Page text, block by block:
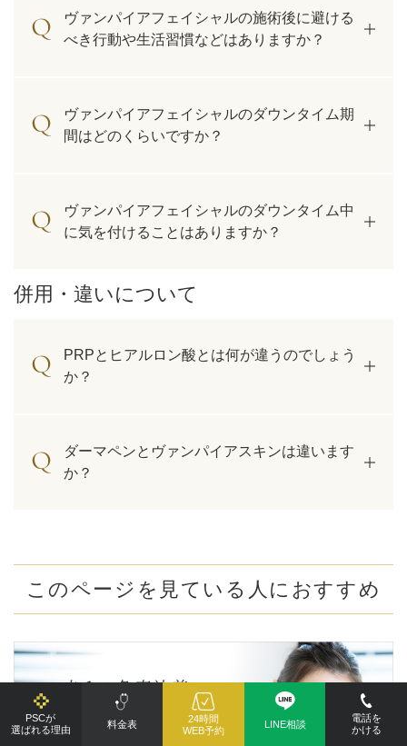
ヴァンパイアフェイシャルの施術後に避ける
べき行動や生活習慣などはありますか？
ヴァンパイアフェイシャルのダウンタイム期
間はどのくらいですか？
ヴァンパイアフェイシャルのダウンタイム中
に気を付けることはありますか？
併用・違いについて
PRPとヒアルロン酸とは何が違うのでしょう
か？
ダーマペンとヴァンパイアスキンは違います
か？
このページを見ている人におすすめ
PSCが
選ばれる理由
料金表
24時間
WEB予約
LINE相談
電話を
かける